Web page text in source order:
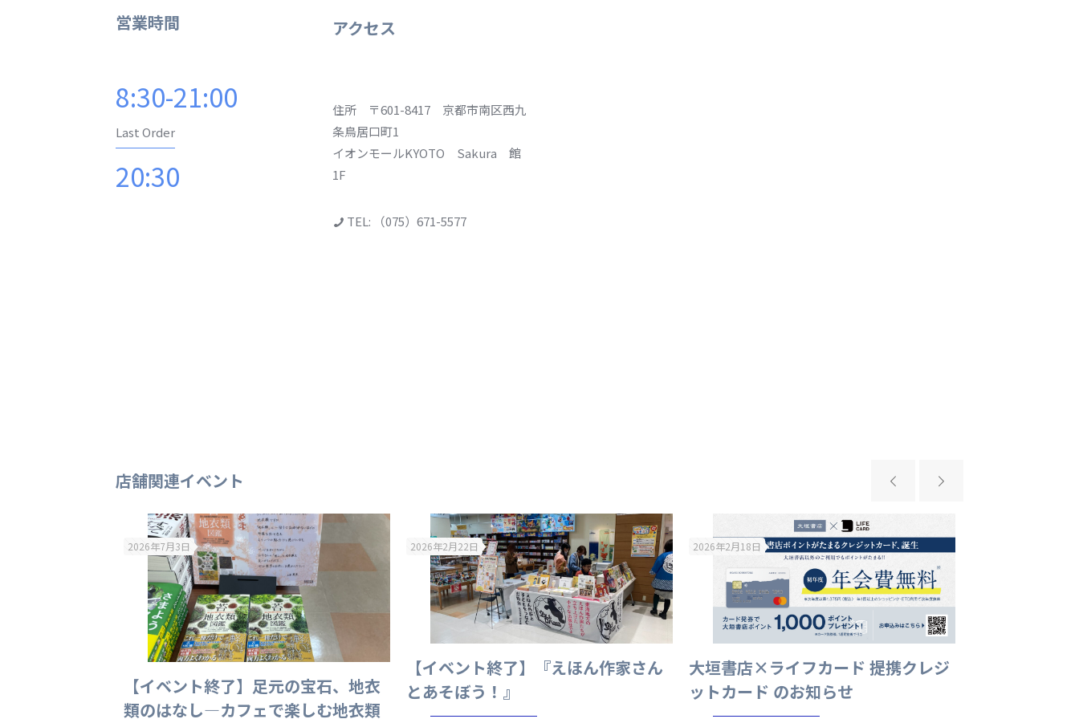
営業時間
8:30-21:00
Last Order
20:30
アクセス
住所 〒601-8417 京都市南区西九
条鳥居口町1
イオンモールKYOTO Sakura 館
1F
TEL: （075）671-5577
店舗関連イベント
2026年7月3日
【イベント終了】足元の宝石、地衣
類のはなし—カフェで楽しむ地衣類
2026年2月22日
【イベント終了】『えほん作家さん
とあそぼう！』
2026年2月18日
大垣書店×ライフカード 提携クレジ
ットカード のお知らせ